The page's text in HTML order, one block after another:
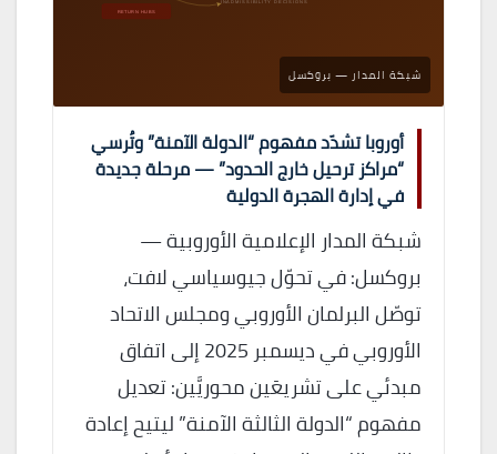
شبكة المدار — بروكسل
INADMISSIBILITY DECISIONS
RETURN HUBS
أوروبا تشدّد مفهوم “الدولة الآمنة” وتُرسي
“مراكز ترحيل خارج الحدود” — مرحلة جديدة
في إدارة الهجرة الدولية
شبكة المدار الإعلامية الأوروبية —
بروكسل: في تحوّل جيوسياسي لافت،
توصّل البرلمان الأوروبي ومجلس الاتحاد
الأوروبي في ديسمبر 2025 إلى اتفاق
مبدئي على تشريعَين محوريَّين: تعديل
مفهوم “الدولة الثالثة الآمنة” ليتيح إعادة